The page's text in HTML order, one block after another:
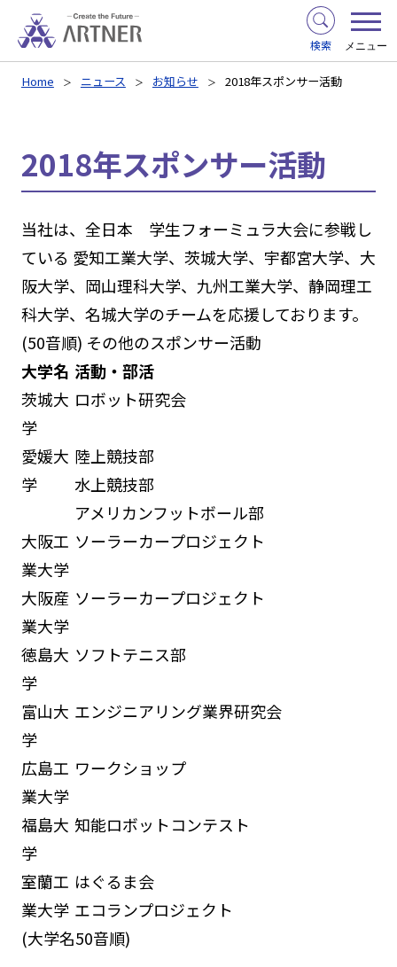
検索 メニュー
Home ニュース お知らせ 2018年スポンサー活動
2018年スポンサー活動
当社は、全日本 学生フォーミュラ大会に参戦し
ている 愛知工業大学、茨城大学、宇都宮大学、大
阪大学、岡山理科大学、九州工業大学、静岡理工
科大学、名城大学のチームを応援しております。
(50音順) その他のスポンサー活動
大学名 活動・部活
茨城大
学
ロボット研究会
愛媛大
学
陸上競技部
水上競技部
アメリカンフットボール部
大阪工
業大学
ソーラーカープロジェクト
大阪産
業大学
ソーラーカープロジェクト
徳島大
学
ソフトテニス部
富山大
学
エンジニアリング業界研究会
広島工
業大学
ワークショップ
福島大
学
知能ロボットコンテスト
室蘭工
業大学
はぐるま会
エコランプロジェクト
(大学名50音順)